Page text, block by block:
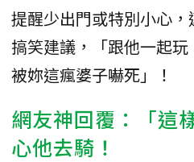
提醒少出門或特別小心
搞笑建議，「跟他一起
被妳這瘋婆子嚇死」！
網友神回覆：「這
心他去騎！